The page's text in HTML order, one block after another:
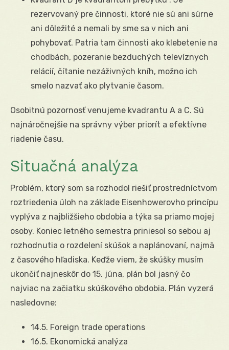
rezervovaný pre činnosti, ktoré nie sú ani súrne
ani dôležité a nemali by sme sa v nich ani
pohybovať. Patria tam činnosti ako klebetenie na
chodbách, pozeranie bezduchých televíznych
relácií, čítanie nezáživných kníh, možno ich
smelo nazvať ako plytvanie časom.
Osobitnú pozornosť venujeme kvadrantu A a C. Sú
najnáročnejšie na správny výber priorít a efektívne
riadenie času.
Situačná analýza
Problém, ktorý som sa rozhodol riešiť prostredníctvom
roztriedenia úloh na základe Eisenhowerovho princípu
vyplýva z najbližšieho obdobia a týka sa priamo mojej
osoby. Koniec letného semestra priniesol so sebou aj
rozhodnutia o rozdelení skúšok a naplánovaní, najmä
z časového hľadiska. Keďže viem, že skúšky musím
ukončiť najneskôr do 15. júna, plán bol jasný čo
najviac na začiatku skúškového obdobia. Plán vyzerá
nasledovne:
14.5. Foreign trade operations
16.5. Ekonomická analýza